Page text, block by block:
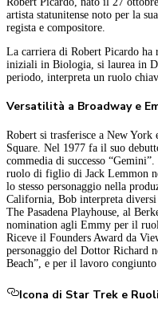
artista statunitense noto per la
regista e compositore.
La carriera di Robert Picardo ha
iniziali in Biologia, si laurea in
periodo, interpreta un ruolo
Versatilità a Broadway e
Robert si trasferisce a New
Square. Nel 1977 fa il suo
commedia di successo
ruolo di figlio di Jack Lemmon
lo stesso personaggio nella
California, Bob interpreta
The Pasadena Playhouse, al
nomination agli Emmy per il
Riceve il Founders Award da
personaggio del Dottor Richard
Beach”, e per il lavoro congiunto
Icona di Star Trek e